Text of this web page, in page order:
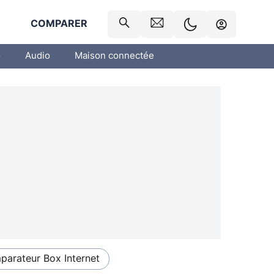
COMPARER
Audio Maison connectée
Box Internet